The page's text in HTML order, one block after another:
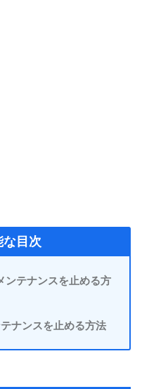
な目次
ンテナンスを止める方
ナンスを止める方法